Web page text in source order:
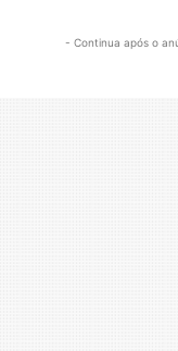
- Continua após o